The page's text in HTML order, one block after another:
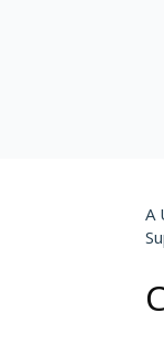
A